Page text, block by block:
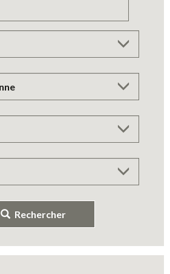
Rechercher